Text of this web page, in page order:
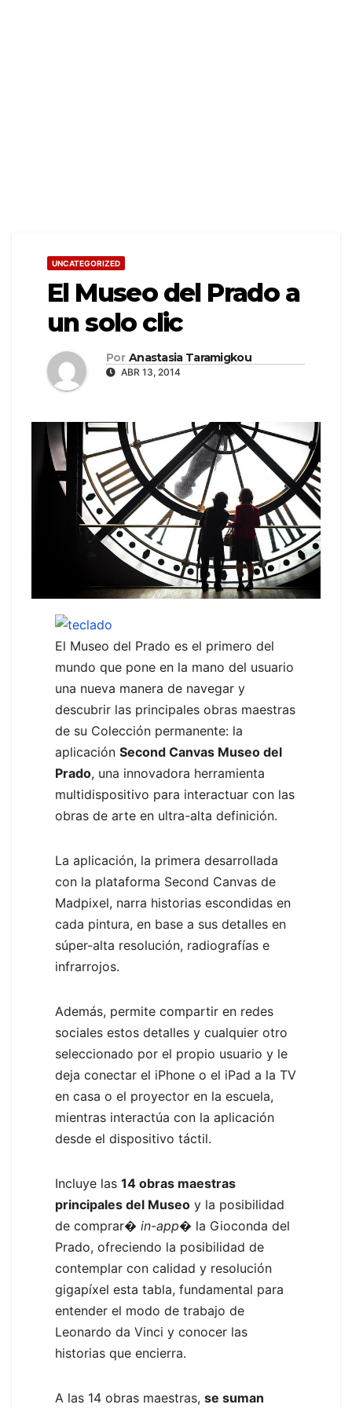
UNCATEGORIZED
El Museo del Prado a
un solo clic
Por Anastasia Taramigkou
ABR 13, 2014
El Museo del Prado es el primero del
mundo que pone en la mano del usuario
una nueva manera de navegar y
descubrir las principales obras maestras
de su Colección permanente: la
aplicación Second Canvas Museo del
Prado, una innovadora herramienta
multidispositivo para interactuar con las
obras de arte en ultra-alta definición.
La aplicación, la primera desarrollada
con la plataforma Second Canvas de
Madpixel, narra historias escondidas en
cada pintura, en base a sus detalles en
súper-alta resolución, radiografías e
infrarrojos.
Además, permite compartir en redes
sociales estos detalles y cualquier otro
seleccionado por el propio usuario y le
deja conectar el iPhone o el iPad a la TV
en casa o el proyector en la escuela,
mientras interactúa con la aplicación
desde el dispositivo táctil.
Incluye las 14 obras maestras
principales del Museo y la posibilidad
de comprar� in-app� la Gioconda del
Prado, ofreciendo la posibilidad de
contemplar con calidad y resolución
gigapíxel esta tabla, fundamental para
entender el modo de trabajo de
Leonardo da Vinci y conocer las
historias que encierra.
A las 14 obras maestras, se suman